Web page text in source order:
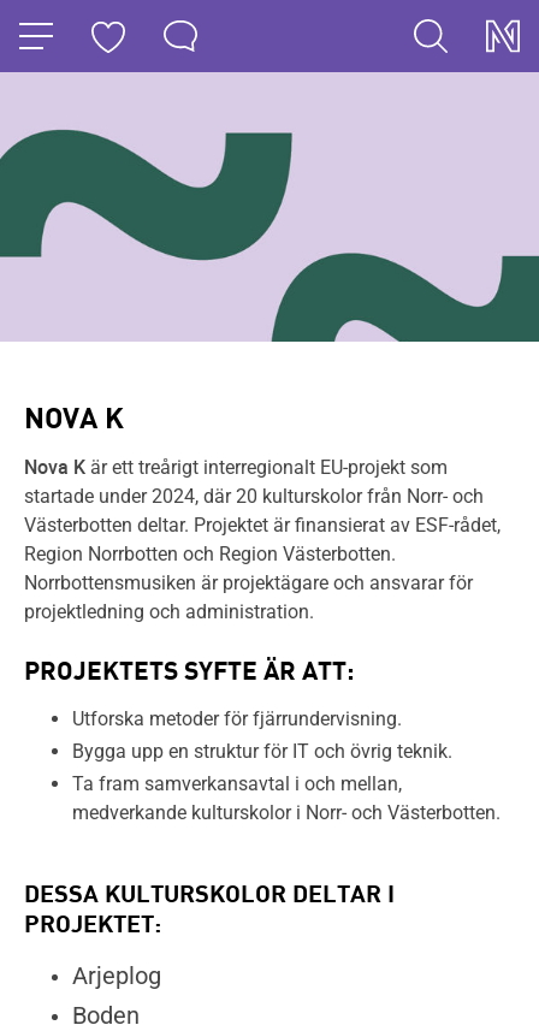
HOPPA TILL NAVIGERINGEN
HOPPA TILL INNEHÅLLET
NOVA K
Nova K är ett treårigt interregionalt EU-projekt som
startade under 2024, där 20 kulturskolor från Norr- och
Västerbotten deltar. Projektet är finansierat av ESF-rådet,
Region Norrbotten och Region Västerbotten.
Norrbottensmusiken är projektägare och ansvarar för
projektledning och administration.
PROJEKTETS SYFTE ÄR ATT:
Utforska metoder för fjärrundervisning.
Bygga upp en struktur för IT och övrig teknik.
Ta fram samverkansavtal i och mellan,
medverkande kulturskolor i Norr- och Västerbotten.
DESSA KULTURSKOLOR DELTAR I
PROJEKTET:
Arjeplog
Boden